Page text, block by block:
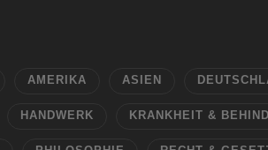
AMERIKA ASIEN
HANDWERK KRANKHEIT &